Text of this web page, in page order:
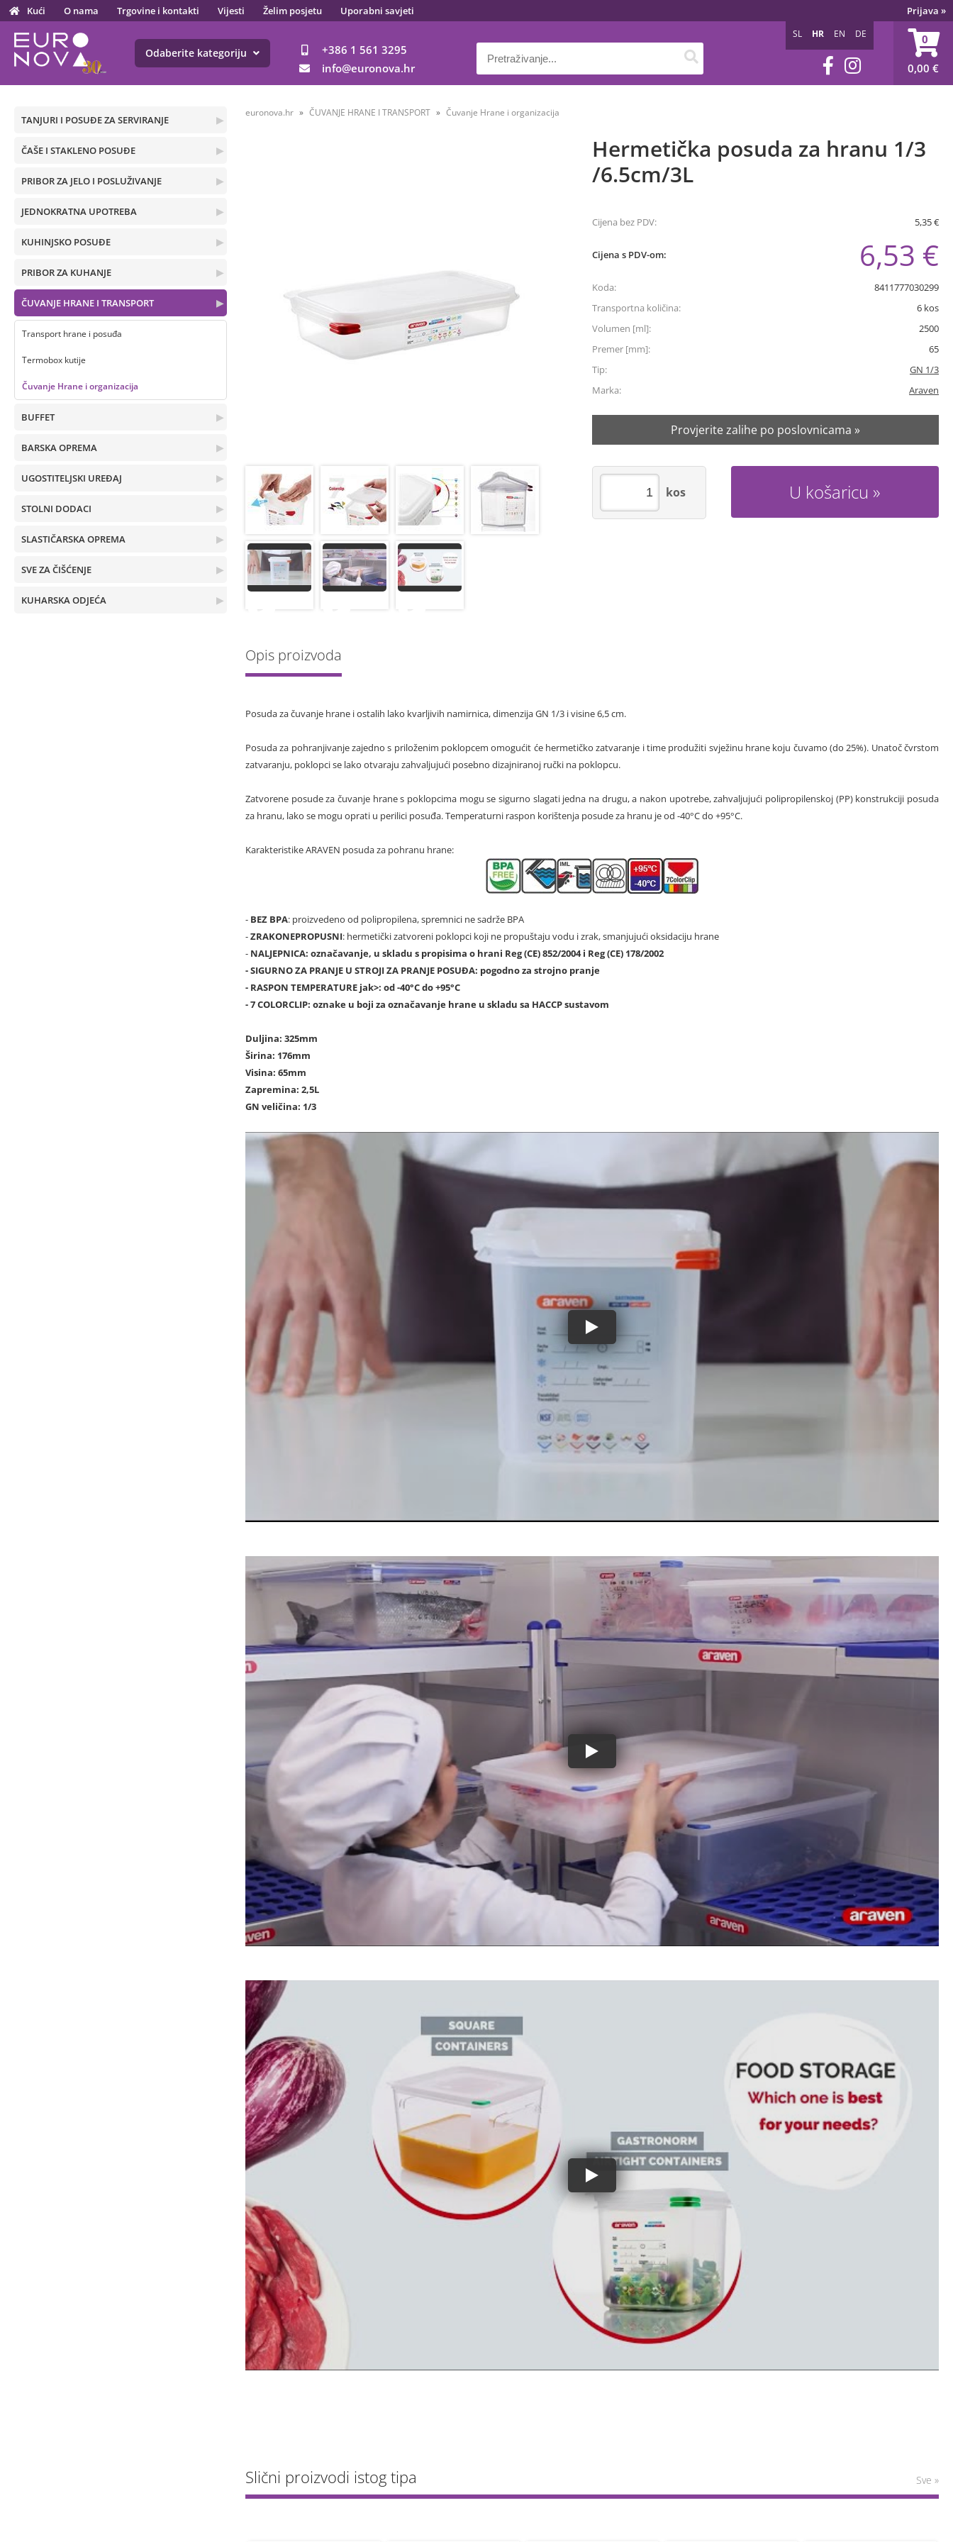
Kući O nama Trgovine i kontakti Vijesti Želim posjetu Uporabni savjeti Prijava »
+386 1 561 3295
info
euronova.hr
0
0,00 €
SL HR EN DE
Odaberite kategoriju
▶
TANJURI I POSUĐE ZA SERVIRANJE
▶
ČAŠE I STAKLENO POSUĐE
▶
PRIBOR ZA JELO I POSLUŽIVANJE
▶
JEDNOKRATNA UPOTREBA
▶
KUHINJSKO POSUĐE
▶
PRIBOR ZA KUHANJE
▶
ČUVANJE HRANE I TRANSPORT
Transport hrane i posuđa
Termobox kutije
Čuvanje Hrane i organizacija
▶
BUFFET
▶
BARSKA OPREMA
▶
UGOSTITELJSKI UREĐAJ
▶
STOLNI DODACI
▶
SLASTIČARSKA OPREMA
▶
SVE ZA ČIŠĆENJE
▶
KUHARSKA ODJEĆA
euronova.hr ČUVANJE HRANE I TRANSPORT Čuvanje Hrane i organizacija
Hermetička posuda za hranu 1/3
/6.5cm/3L
Cijena bez PDV: 5,35 €
Cijena s PDV-om: 6,53 €
Koda:
8411777030299
Transportna količina:
6 kos
Volumen [ml]:
2500
Premer [mm]:
65
Tip:
GN 1/3
Marka:
Araven
Provjerite zalihe po poslovnicama »
U košaricu
kos
Opis proizvoda
Posuda za čuvanje hrane i ostalih lako kvarljivih namirnica, dimenzija GN 1/3 i visine 6,5 cm.
Posuda za pohranjivanje zajedno s priloženim poklopcem omogućit će hermetičko zatvaranje i time produžiti svježinu hrane koju čuvamo (do 25%). Unatoč čvrstom
zatvaranju, poklopci se lako otvaraju zahvaljujući posebno dizajniranoj ručki na poklopcu.
Zatvorene posude za čuvanje hrane s poklopcima mogu se sigurno slagati jedna na drugu, a nakon upotrebe, zahvaljujući polipropilenskoj (PP) konstrukciji posuda
za hranu, lako se mogu oprati u perilici posuđa. Temperaturni raspon korištenja posude za hranu je od -40°C do +95°C.
Karakteristike ARAVEN posuda za pohranu hrane:
- BEZ BPA: proizvedeno od polipropilena, spremnici ne sadrže BPA
-ZRAKONEPROPUSNI: hermetički zatvoreni poklopci koji ne propuštaju vodu i zrak, smanjujući oksidaciju hrane
- NALJEPNICA: označavanje, u skladu s propisima o hrani Reg (CE) 852/2004 i Reg (CE) 178/2002
-SIGURNO ZA PRANJE U STROJI ZA PRANJE POSUĐA: pogodno za strojno pranje
- RASPON TEMPERATURE jak>: od -40°C do +95°C
-7 COLORCLIP: oznake u boji za označavanje hrane u skladu sa HACCP sustavom
Duljina: 325mm
Širina: 176mm
Visina: 65mm
Zapremina: 2,5L
GN veličina: 1/3
Slični proizvodi istog tipa Sve »